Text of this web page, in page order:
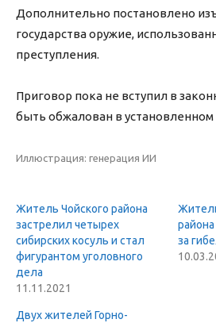
Дополнительно постановлено
государства оружие,
преступления.
Приговор пока не вступил в
быть обжалован в установленном
Иллюстрация: генерация ИИ
Житель Чойского района
застрелил четырех
сибирских косуль и стал
фигурантом уголовного
дела
11.11.2021
за
Двух жителей Горно-